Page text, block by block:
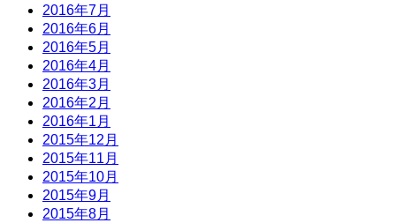
2016年7月
2016年6月
2016年5月
2016年4月
2016年3月
2016年2月
2016年1月
2015年12月
2015年11月
2015年10月
2015年9月
2015年8月